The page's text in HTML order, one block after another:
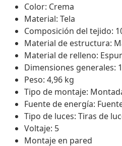
Color: Crema
Material: Tela
Composición del tejido:
Material de estructura:
Material de relleno:
Dimensiones generales:
Peso: 4,96 kg
Tipo de montaje:
Fuente de energía:
Tipo de luces: Tiras de
Voltaje: 5
Montaje en pared